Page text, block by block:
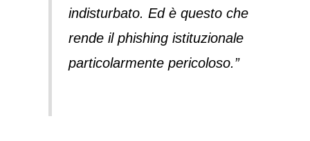
indisturbato. Ed è questo che
rende il phishing istituzionale
particolarmente pericoloso.”